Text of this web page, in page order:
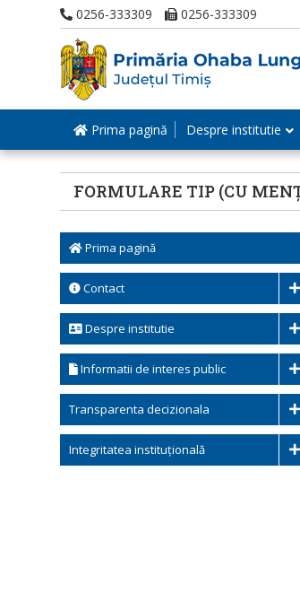
0256-333309 0256-333309
Prima pagină Despre institutie
FORMULARE TIP (CU
Prima pagină
Contact
Despre institutie
Informatii de interes public
Transparenta decizionala
Integritatea instituțională